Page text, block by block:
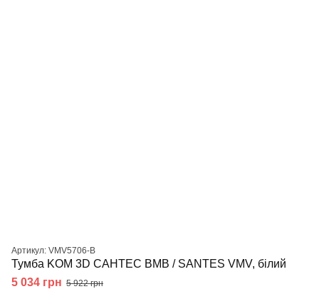
Артикул: VMV5706-B
Тумба KOM 3D САНТЕС ВМВ / SANTES VMV, білий
5 034 грн 5 922 грн